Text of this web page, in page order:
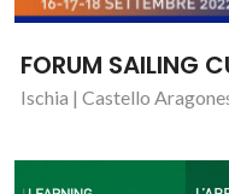
FORUM SAILING
Ischia | Castello